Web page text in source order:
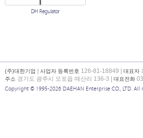
DH Regulator
(주)대한기업 | 사업자 등록번호 126-81-18849 | 대표자
주소 경기도 광주시 오포읍 매산리 136-3 | 대표전화
Copyright © 1995-2026 DAEHAN Enterprise CO., LTD. All